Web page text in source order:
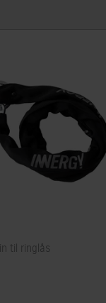
til ringlås